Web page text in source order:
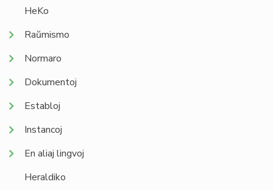
HeKo
Raŭmismo
Normaro
Dokumentoj
Establoj
Instancoj
En aliaj lingvoj
Heraldiko